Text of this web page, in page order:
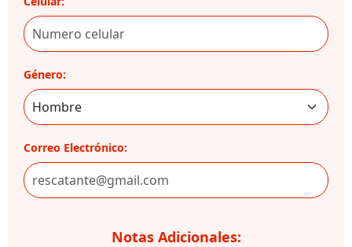
Género:
Correo Electrónico:
Notas Adicionales: